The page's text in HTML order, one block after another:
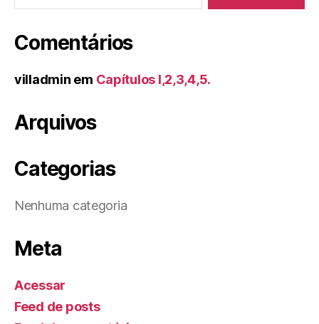
Comentários
villadmin em Capítulos I,2,3,4,5.
Arquivos
Categorias
Nenhuma categoria
Meta
Acessar
Feed de posts